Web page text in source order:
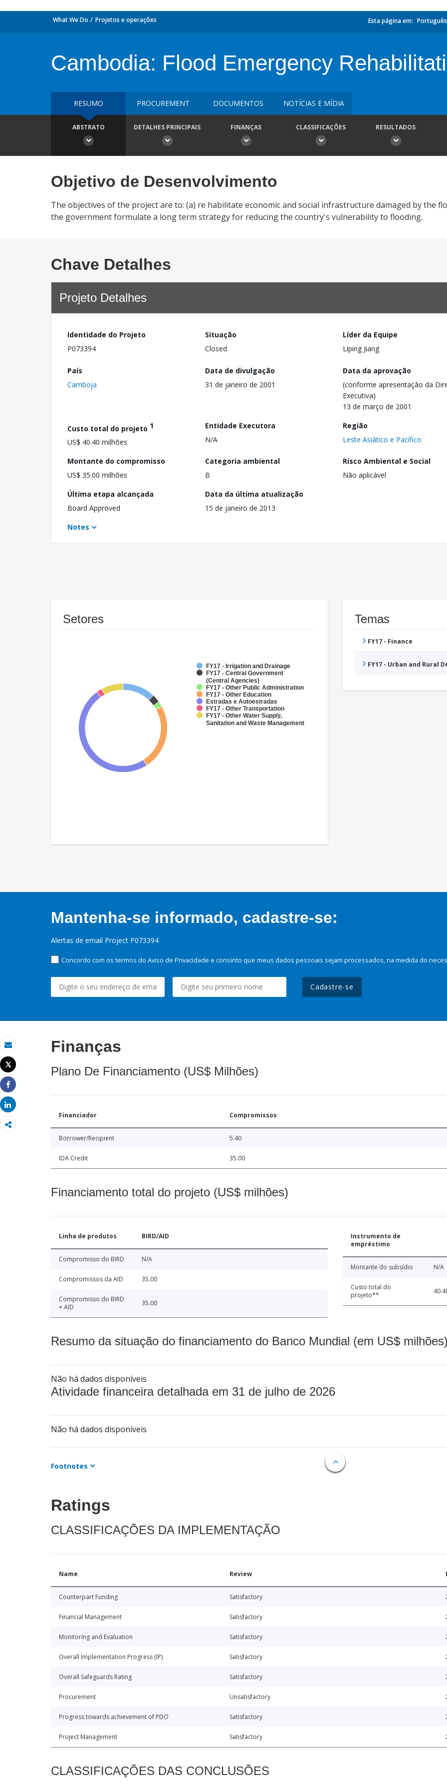
Email
Imprimir
Tweet
Share
Share
What We Do Projetos e operações Esta página em: Português
Cambodia: Flood Emergency
RESUMO PROCUREMENT DOCUMENTOS NOTÍCIAS E MÍDIA
ABSTRATO DETALHES PRINCIPAIS FINANÇAS CLASSIFICAÇÕES RESULTADOS
Objetivo de Desenvolvimento
The objectives of the project are to: (a) re habilitate economic and social infrastructure damaged by the
the government formulate a long term strategy for reducing the country's vulnerability to flooding.
Chave Detalhes
Projeto Detalhes
Identidade do Projeto
P073394
Situação
Closed
Líder da Equipe
Liping Jiang
País
Camboja
Data de divulgação
31 de janeiro de 2001
Data da aprovação
(conforme apresentação da
Executiva)
13 de março de 2001
Custo total do projeto 1
US$ 40.40 milhões
Entidade Executora
N/A
Região
Leste Asiático e Pacífico
Montante do compromisso
US$ 35.00 milhões
Categoria ambiental
B
Risco Ambiental e Social
Não aplicável
Última etapa alcançada
Board Approved
Data da última atualização
15 de janeiro de 2013
Notes
Setores
FY17 - Irrigation and Drainage
FY17 - Central Government
(Central Agencies)
FY17 - Other Public Administration
FY17 - Other Education
Estradas e Autoestradas
FY17 - Other Transportation
FY17 - Other Water Supply,
Sanitation and Waste Management
Temas
FY17 - Finance
FY17 - Urban and Rural
Mantenha-se informado, cadastre-se:
Alertas de email Project P073394
Concordo com os termos do Aviso de Privacidade e consinto que meus dados pessoais sejam processados, na medida do
Cadastre-se
Finanças
Plano De Financiamento (US$ Milhões)
Financiador Compromissos
Borrower/Recipient 5.40
IDA Credit 35.00
Financiamento total do projeto (US$ milhões)
Linha de produtos BIRD/AID
Compromisso do BIRD N/A
Compromissos da AID 35.00
Compromisso do BIRD
+ AID
35.00
Instrumento de
empréstimo
Montante do subsídio N/A
Custo total do
projeto**
Resumo da situação do financiamento do Banco Mundial (em US$
Não há dados disponíveis
Atividade financeira detalhada em 31 de julho de 2026
Não há dados disponíveis
Footnotes
Ratings
CLASSIFICAÇÕES DA IMPLEMENTAÇÃO
Name Review
Counterpart Funding Satisfactory
Financial Management Satisfactory
Monitoring and Evaluation Satisfactory
Overall Implementation Progress (IP) Satisfactory
Overall Safeguards Rating Satisfactory
Procurement Unsatisfactory
Progress towards achievement of PDO Satisfactory
Project Management Satisfactory
CLASSIFICAÇÕES DAS CONCLUSÕES